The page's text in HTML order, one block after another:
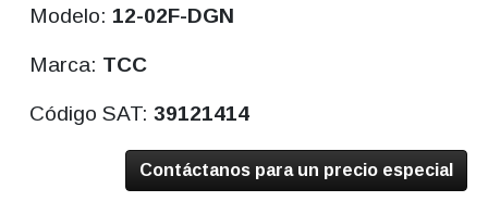
Modelo: 12-02F-DGN
Marca: TCC
Código SAT:39121414
Contáctanos para un precio especial